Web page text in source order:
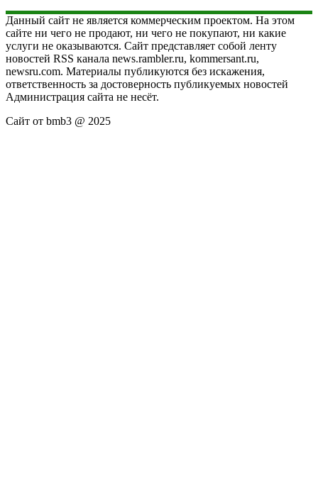
Данный сайт не является коммерческим проектом. На этом
сайте ни чего не продают, ни чего не покупают, ни какие
услуги не оказываются. Сайт представляет собой ленту
новостей RSS канала news.rambler.ru, kommersant.ru,
newsru.com. Материалы публикуются без искажения,
ответственность за достоверность публикуемых новостей
Администрация сайта не несёт.
Сайт от bmb3 @ 2025